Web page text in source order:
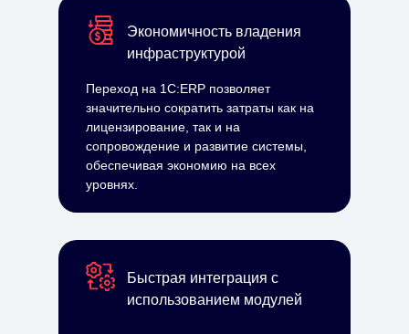
Экономичность владения
инфраструктурой
Переход на 1С:ERP позволяет
значительно сократить затраты как на
лицензирование, так и на
сопровождение и развитие системы,
обеспечивая экономию на всех
уровнях.
Быстрая интеграция с
использованием модулей